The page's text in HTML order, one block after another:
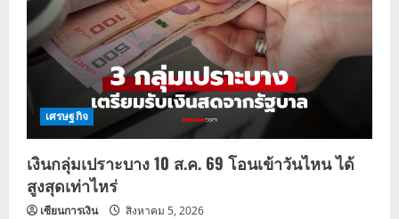
เศรษฐกิจ
เงินกลุ่มเปราะบาง 10 ส.ค. 69 โอนเข้าวันไหน ได้
สูงสุดเท่าไหร่
เซียนการเงิน สิงหาคม 5, 2026